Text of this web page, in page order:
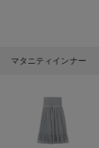
マタニティインナー